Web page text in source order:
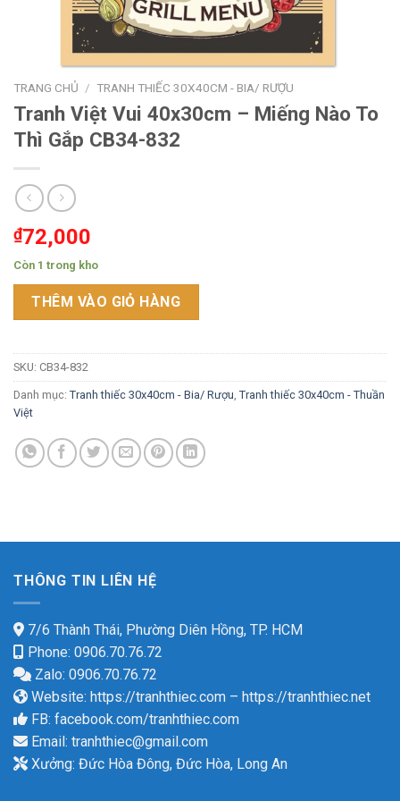
TRANG CHỦ / TRANH THIẾC 30X40CM - BIA/ RƯỢU
Tranh Việt Vui 40x30cm – Miếng Nào To
Thì Gắp CB34-832
₫72,000
Còn 1 trong kho
THÊM VÀO GIỎ HÀNG
SKU: CB34-832
Danh mục: Tranh thiếc 30x40cm - Bia/ Rượu, Tranh thiếc 30x40cm - Thuần
Việt
THÔNG TIN LIÊN HỆ
7/6 Thành Thái, Phường Diên Hồng, TP. HCM
Phone: 0906.70.76.72
Zalo: 0906.70.76.72
Website: https://tranhthiec.com – https://tranhthiec.net
FB: facebook.com/tranhthiec.com
Email: tranhthiec@gmail.com
Xưởng: Đức Hòa Đông, Đức Hòa, Long An